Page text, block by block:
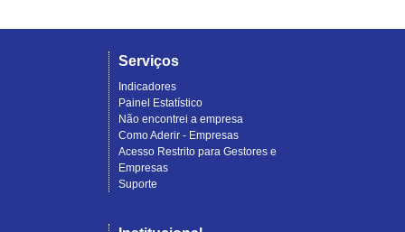
Serviços
Indicadores
Painel Estatístico
Não encontrei a empresa
Como Aderir - Empresas
Acesso Restrito para Gestores e
Empresas
Suporte